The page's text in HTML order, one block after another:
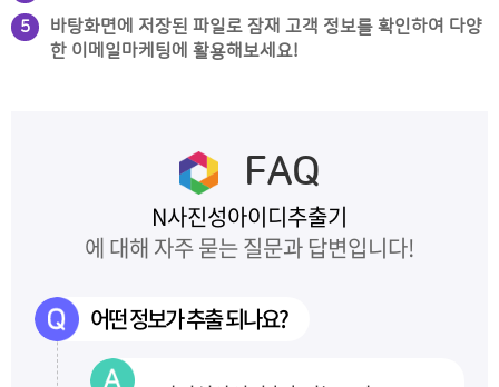
5
바탕화면에 저장된 파일로 잠재 고객 정보를 확인하여 다양
한 이메일마케팅에 활용해보세요!
FAQ
N사진성아이디추출기
에 대해 자주 묻는 질문과 답변입니다!
어떤 정보가 추출 되나요?